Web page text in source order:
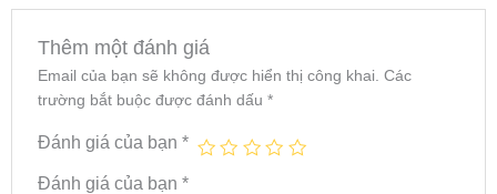
Thêm một đánh giá
Email của bạn sẽ không được hiển thị công khai. Các
trường bắt buộc được đánh dấu *
Đánh giá của bạn *
Đánh giá của bạn *